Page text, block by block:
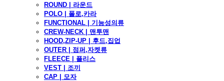
ROUND | 라운드
POLO | 폴로,카라
FUNCTIONAL | 기능성의류
CREW-NECK | 맨투맨
HOOD,ZIP-UP | 후드,집업
OUTER | 점퍼,자켓류
FLEECE | 플리스
VEST | 조끼
CAP | 모자